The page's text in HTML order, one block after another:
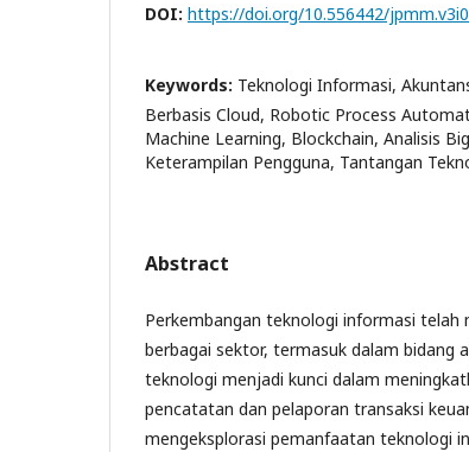
DOI: https://doi.org/10.556442/
Keywords: Teknologi Informasi,
Berbasis Cloud, Robotic Process
Machine Learning, Blockchain, Analisis
Keterampilan Pengguna, Tantangan
Abstract
Perkembangan teknologi informasi telah
berbagai sektor, termasuk dalam bidang
teknologi menjadi kunci dalam
pencatatan dan pelaporan transaksi
mengeksplorasi pemanfaatan teknologi